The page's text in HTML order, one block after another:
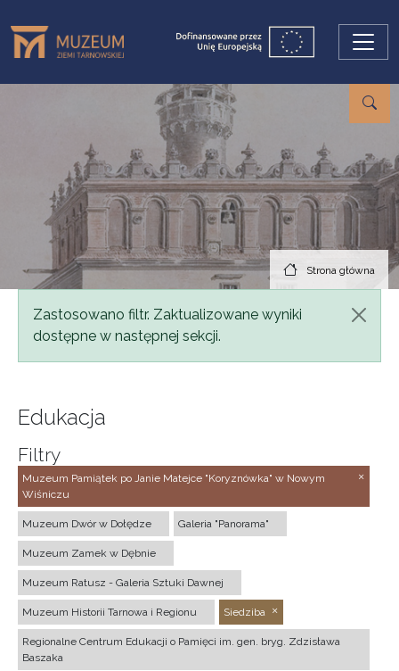
Strona główna
Komunikat
Zastosowano filtr. Zaktualizowane wyniki
dostępne w następnej sekcji.
Edukacja
Filtry
Muzeum Pamiątek po Janie Matejce "Koryznówka" w Nowym
Wiśniczu
Muzeum Dwór w Dołędze Galeria "Panorama"
Muzeum Zamek w Dębnie
Muzeum Ratusz - Galeria Sztuki Dawnej
Muzeum Historii Tarnowa i Regionu Siedziba
Regionalne Centrum Edukacji o Pamięci im. gen. bryg. Zdzisława
Baszaka